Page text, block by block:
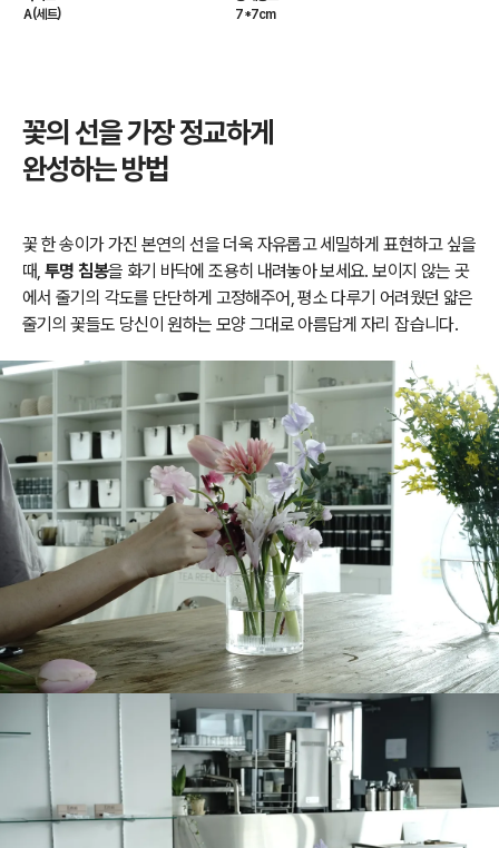
A(세트)
7*7cm
꽃의 선을 가장 정교하게
완성하는 방법
꽃 한 송이가 가진 본연의 선을 더욱 자유롭고 세밀하게 표현하고 싶을
때,투명 침봉을 화기 바닥에 조용히 내려놓아 보세요. 보이지 않는 곳
에서 줄기의 각도를 단단하게 고정해주어, 평소 다루기 어려웠던 얇은
줄기의 꽃들도 당신이 원하는 모양 그대로 아름답게 자리 잡습니다.